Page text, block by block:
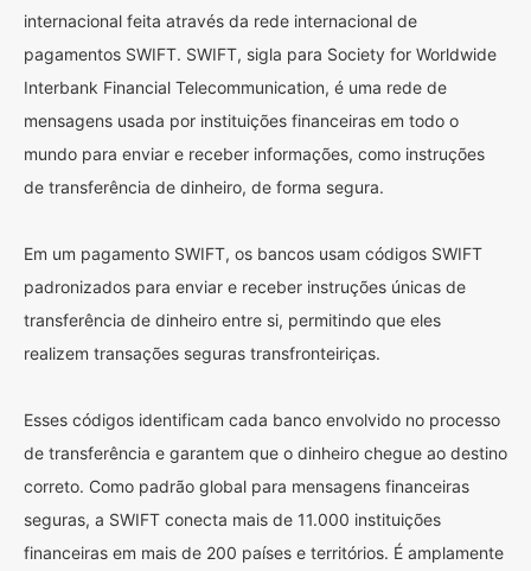
internacional feita através da rede internacional de
pagamentos SWIFT. SWIFT, sigla para Society for Worldwide
Interbank Financial Telecommunication, é uma rede de
mensagens usada por instituições financeiras em todo o
mundo para enviar e receber informações, como instruções
de transferência de dinheiro, de forma segura.
Em um pagamento SWIFT, os bancos usam códigos SWIFT
padronizados para enviar e receber instruções únicas de
transferência de dinheiro entre si, permitindo que eles
realizem transações seguras transfronteiriças.
Esses códigos identificam cada banco envolvido no processo
de transferência e garantem que o dinheiro chegue ao destino
correto. Como padrão global para mensagens financeiras
seguras, a SWIFT conecta mais de 11.000 instituições
financeiras em mais de 200 países e territórios. É amplamente